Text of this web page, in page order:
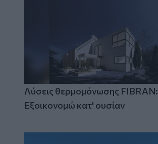
Λύσεις θερμομόνωσης FIBRAN:
Εξοικονομώ κατ' ουσίαν